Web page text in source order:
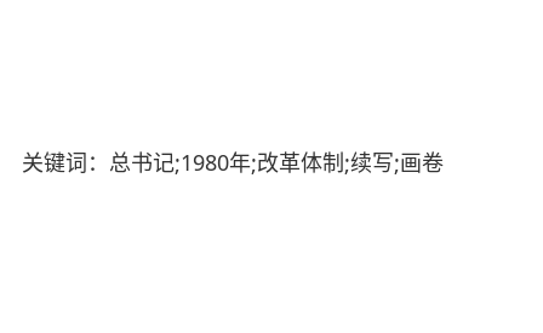
关键词：总书记;1980年;改革体制;续写;画卷